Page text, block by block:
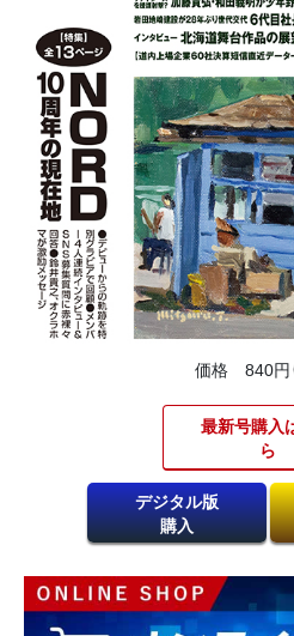
価格 840円
最新号購入
ら​
デジタル版
購入